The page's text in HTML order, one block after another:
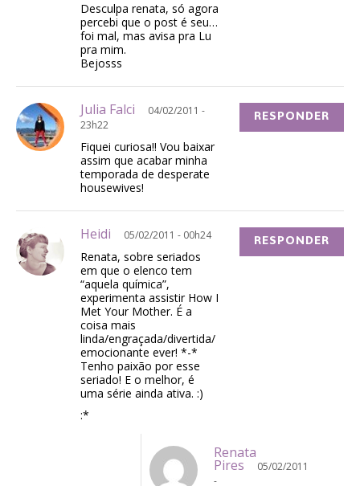
Desculpa renata, só agora
percebi que o post é seu…
foi mal, mas avisa pra Lu
pra mim.
Bejosss
Julia Falci
04/02/2011 -
23h22
Fiquei curiosa!! Vou baixar
assim que acabar minha
temporada de desperate
housewives!
RESPONDER
Heidi 05/02/2011 - 00h24
Renata, sobre seriados
em que o elenco tem
“aquela química”,
experimenta assistir How I
Met Your Mother. É a
coisa mais
linda/engraçada/divertida/
emocionante ever! *-*
Tenho paixão por esse
seriado! E o melhor, é
uma série ainda ativa. :)
:*
RESPONDER
Renata
Pires
05/02/2011
-